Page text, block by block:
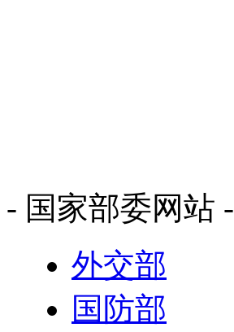
- 国家部委网站 -
外交部
国防部